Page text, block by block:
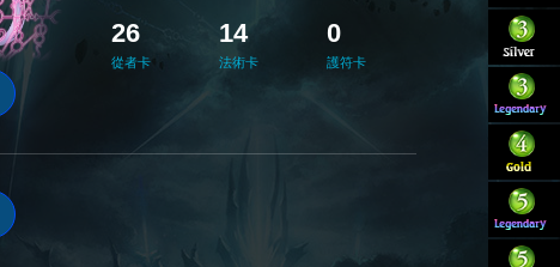
26
從者卡
14
法術卡
0
護符卡